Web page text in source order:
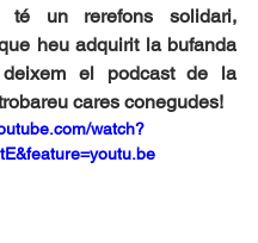
té un rerefons solidari,
heu adquirit la bufanda
el podcast de la
cares conegudes!
watch?